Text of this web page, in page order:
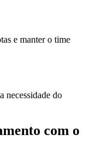
e manter o time
necessidade do
com o